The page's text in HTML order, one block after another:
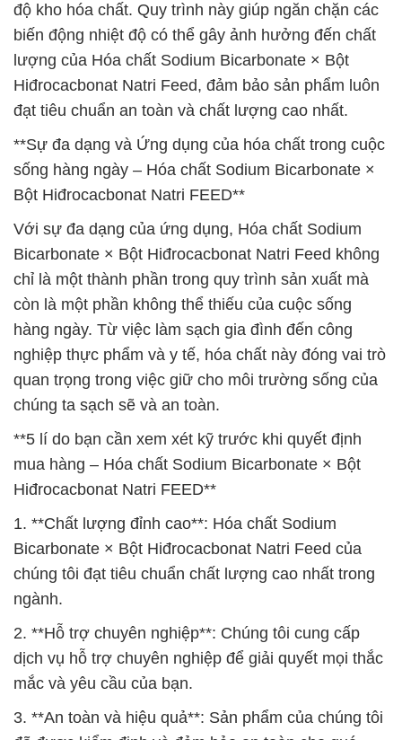
độ kho hóa chất. Quy trình này giúp ngăn chặn các
biến động nhiệt độ có thể gây ảnh hưởng đến chất
lượng của Hóa chất Sodium Bicarbonate × Bột
Hiđrocacbonat Natri Feed, đảm bảo sản phẩm luôn
đạt tiêu chuẩn an toàn và chất lượng cao nhất.
**Sự đa dạng và Ứng dụng của hóa chất trong cuộc
sống hàng ngày – Hóa chất Sodium Bicarbonate ×
Bột Hiđrocacbonat Natri FEED**
Với sự đa dạng của ứng dụng, Hóa chất Sodium
Bicarbonate × Bột Hiđrocacbonat Natri Feed không
chỉ là một thành phần trong quy trình sản xuất mà
còn là một phần không thể thiếu của cuộc sống
hàng ngày. Từ việc làm sạch gia đình đến công
nghiệp thực phẩm và y tế, hóa chất này đóng vai trò
quan trọng trong việc giữ cho môi trường sống của
chúng ta sạch sẽ và an toàn.
**5 lí do bạn cần xem xét kỹ trước khi quyết định
mua hàng – Hóa chất Sodium Bicarbonate × Bột
Hiđrocacbonat Natri FEED**
1. **Chất lượng đỉnh cao**: Hóa chất Sodium
Bicarbonate × Bột Hiđrocacbonat Natri Feed của
chúng tôi đạt tiêu chuẩn chất lượng cao nhất trong
ngành.
2. **Hỗ trợ chuyên nghiệp**: Chúng tôi cung cấp
dịch vụ hỗ trợ chuyên nghiệp để giải quyết mọi thắc
mắc và yêu cầu của bạn.
3. **An toàn và hiệu quả**: Sản phẩm của chúng tôi